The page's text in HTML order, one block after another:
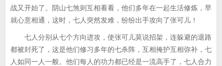
战又开始了。阴山七煞则互相看看，他们多年在一起生活修炼，早
就心意相通，这时，七人突然发难，纷纷出手攻向了张可儿！
七人分别从七个方向进攻，使张可儿莫说招架，连躲避的退路
都被封死了，这是他们修习多年的七杀阵，互相掩护互相弥补，七
人如同一人一般。他们每人的功力都已经是一流高手了，七人合力